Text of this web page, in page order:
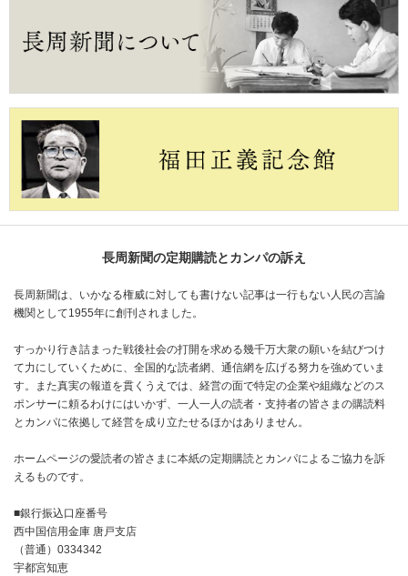
長周新聞の定期購読とカンパの訴え
長周新聞は、いかなる権威に対しても書けない記事は一行もない人民の言論
機関として1955年に創刊されました。
すっかり行き詰まった戦後社会の打開を求める幾千万大衆の願いを結びつけ
て力にしていくために、全国的な読者網、通信網を広げる努力を強めていま
す。また真実の報道を貫くうえでは、経営の面で特定の企業や組織などのス
ポンサーに頼るわけにはいかず、一人一人の読者・支持者の皆さまの購読料
とカンパに依拠して経営を成り立たせるほかはありません。
ホームページの愛読者の皆さまに本紙の定期購読とカンパによるご協力を訴
えるものです。
■銀行振込口座番号
西中国信用金庫 唐戸支店
（普通）0334342
宇都宮知恵